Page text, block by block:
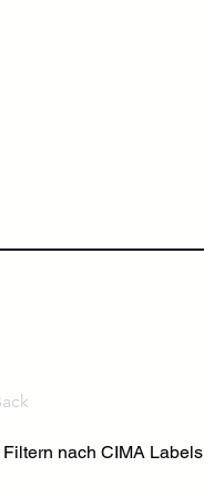
Filtern nach CIMA Labels